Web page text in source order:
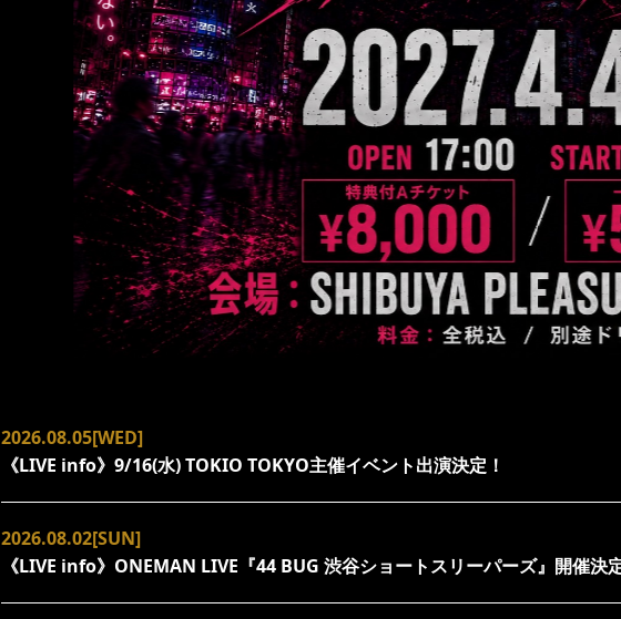
2026.08.05[WED]
《LIVE info》9/16(水) TOKIO TOKYO主催イベント出演決定！
2026.08.02[SUN]
《LIVE info》ONEMAN LIVE『44 BUG 渋谷ショートスリーパーズ』開催決